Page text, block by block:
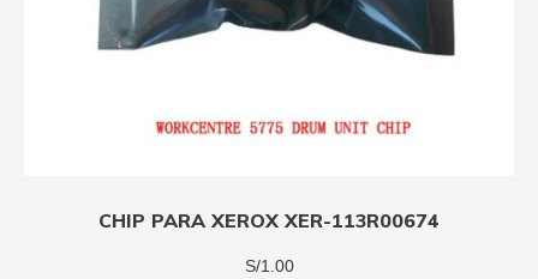
CHIP PARA XEROX XER-113R00674
S/1.00